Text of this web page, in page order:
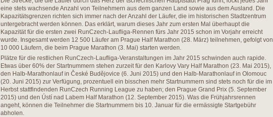
eine stets wachsende Anzahl von Teilnehmern aus dem ganzen Land sowie aus dem Ausland. Die
Kapazitätsgrenzen richten sich immer nach der Anzahl der Läufer, die im historischen Stadtzentrum
untergebracht werden können. Das erklärt, warum dieses Jahr zum ersten Mal überhaupt die
Kapazität für die ersten zwei RunCzech-Laufliga-Rennen fürs Jahr 2015 schon im Vorjahr erreicht
wurde. Insgesamt werden 12 500 Läufer am Prague Half Marathon (28. März) teilnehmen, gefolgt von
10 000 Läufern, die beim Prague Marathon (3. Mai) starten werden.
Plätze für die restlichen RunCzech-Laufliga-Veranstaltungen im Jahr 2015 schwinden auch rapide.
Etwas über 60% der Startnummern stehen zurzeit für den Karlovy Vary Half Marathon (23. Mai 2015),
den Halb-Marathonlauf in České Budějovice (6. Juni 2015) und den Halb-Marathonlauf in Olomouc
(20. Juni 2015) zur Verfügung, prozentuell ein bisschen mehr Startnummern sind stets noch für die im
Herbst stattfindenden RunCzech Running League zu haben; den Prague Grand Prix (5. September
2015) und den Ústí nad Labem Half Marathon (12. September 2015). Was die Frühjahrsrennen
angeht, können die Teilnehmer die Startnummern bis 10. Januar für die ermässigte Startgebühr
abholen.